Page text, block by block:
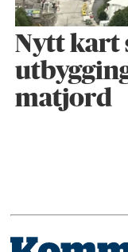
Nytt kart
matjord